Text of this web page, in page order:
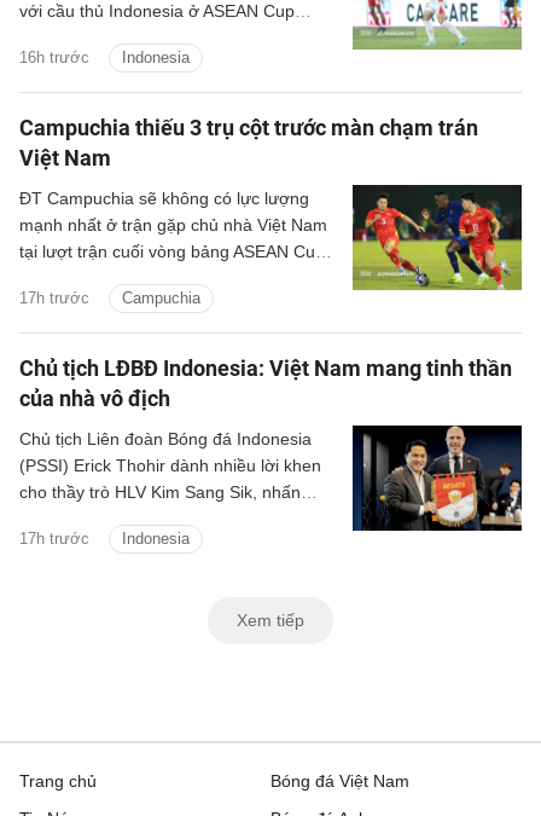
16h trước Indonesia
với cầu thủ Indonesia ở ASEAN Cup
trước màn hình tivi.
Campuchia thiếu 3 trụ cột trước màn chạm trán
Việt Nam
17h trước Campuchia
ĐT Campuchia sẽ không có lực lượng
mạnh nhất ở trận gặp chủ nhà Việt Nam
tại lượt trận cuối vòng bảng ASEAN Cup
rời đội.
Chủ tịch LĐBĐ Indonesia: Việt Nam mang tinh thần
của nhà vô địch
17h trước Indonesia
Chủ tịch Liên đoàn Bóng đá Indonesia
(PSSI) Erick Thohir dành nhiều lời khen
cho thầy trò HLV Kim Sang Sik, nhấn
một nhà vô địch.
Xem tiếp
Trang chủ
Bóng đá Việt Nam